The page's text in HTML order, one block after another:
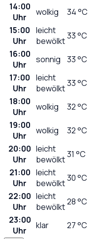
14:00
Uhr
wolkig 34°C
15:00
Uhr
leicht
bewölkt33°C
16:00
Uhr
sonnig 33°C
17:00
Uhr
leicht
bewölkt33°C
18:00
Uhr
wolkig 32°C
19:00
Uhr
wolkig 32°C
20:00
Uhr
leicht
bewölkt31 °C
21:00
Uhr
leicht
bewölkt30°C
22:00
Uhr
leicht
bewölkt28°C
23:00
Uhr
klar 27°C